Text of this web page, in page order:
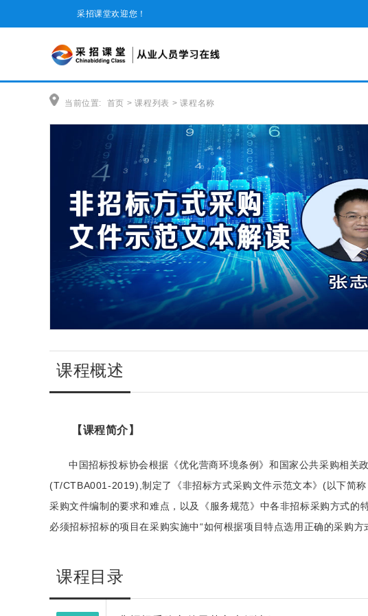
采招课堂欢迎您！
当前位置: 首页 > 课程列表 > 课程名称
课程概述
【课程简介】
中国招标投标协会根据《优化营商环境条例》和国家公共采购相关
(T/CTBA001-2019),制定了《非招标方式采购文件示范文本》(以下简
采购文件编制的要求和难点，以及《服务规范》中各非招标采购方式
必须招标招标的项目在采购实施中“如何根据项目特点选用正确的采购
课程目录